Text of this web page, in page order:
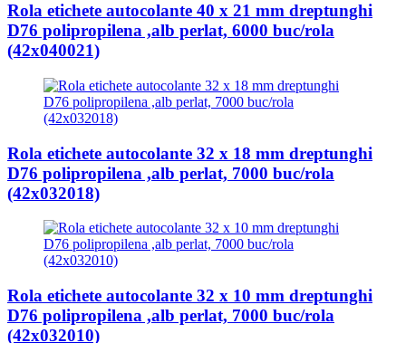
Rola etichete autocolante 40 x 21 mm dreptunghi
D76 polipropilena ,alb perlat, 6000 buc/rola
(42x040021)
Rola etichete autocolante 32 x 18 mm dreptunghi
D76 polipropilena ,alb perlat, 7000 buc/rola
(42x032018)
Rola etichete autocolante 32 x 10 mm dreptunghi
D76 polipropilena ,alb perlat, 7000 buc/rola
(42x032010)